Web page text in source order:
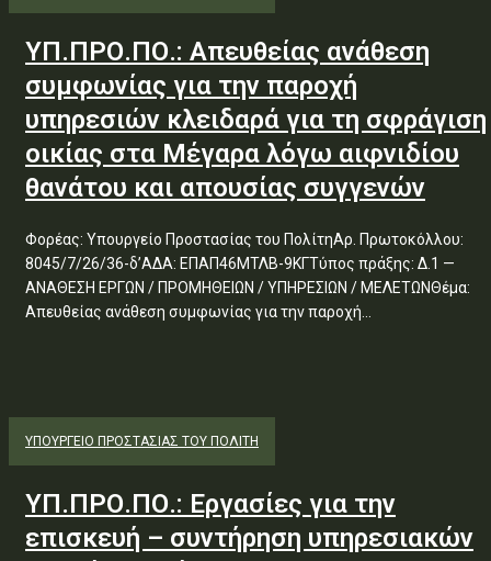
ΥΠ.ΠΡΟ.ΠΟ.: Απευθείας ανάθεση
συμφωνίας για την παροχή
υπηρεσιών κλειδαρά για τη σφράγιση
οικίας στα Μέγαρα λόγω αιφνιδίου
θανάτου και απουσίας συγγενών
Φορέας: Υπουργείο Προστασίας του ΠολίτηΑρ. Πρωτοκόλλου:
8045/7/26/36-δ’ΑΔΑ: ΕΠΑΠ46ΜΤΛΒ-9ΚΓΤύπος πράξης: Δ.1 —
ΑΝΑΘΕΣΗ ΕΡΓΩΝ / ΠΡΟΜΗΘΕΙΩΝ / ΥΠΗΡΕΣΙΩΝ / ΜΕΛΕΤΩΝΘέμα:
Απευθείας ανάθεση συμφωνίας για την παροχή...
ΥΠΟΥΡΓΕΊΟ ΠΡΟΣΤΑΣΊΑΣ ΤΟΥ ΠΟΛΊΤΗ
ΥΠ.ΠΡΟ.ΠΟ.: Εργασίες για την
επισκευή – συντήρηση υπηρεσιακών